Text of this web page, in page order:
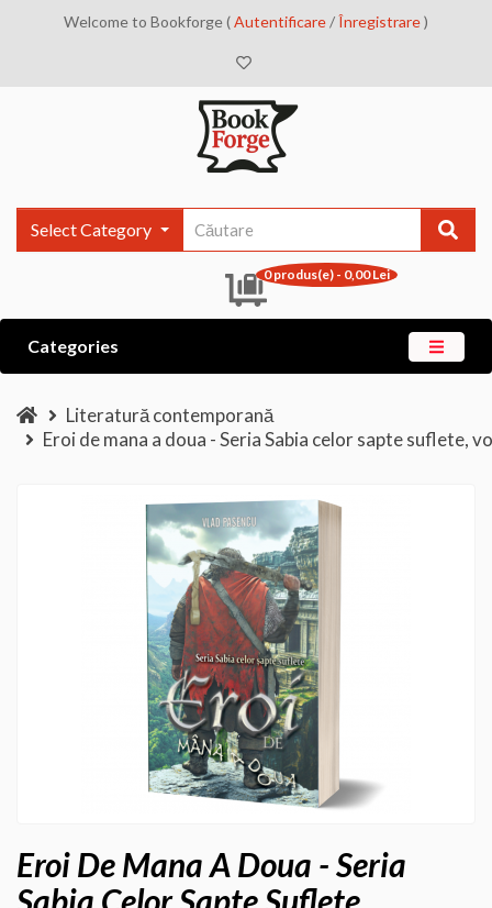
Welcome to Bookforge (Autentificare/Înregistrare)
Select Category
0 produs(e) - 0,00 Lei
Categories
Literatură contemporană
Eroi de mana a doua - Seria Sabia celor sapte suflete,
Eroi De Mana A Doua - Seria